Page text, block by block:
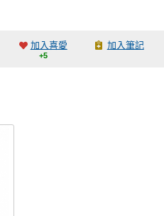
加入喜愛
+5
加入筆記